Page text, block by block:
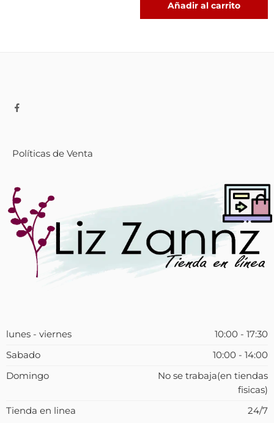
Añadir al carrito
Políticas de Venta
lunes - viernes
10:00 - 17:30
Sabado
10:00 - 14:00
Domingo
No se trabaja(en tiendas
fisicas)
Tienda en linea
24/7